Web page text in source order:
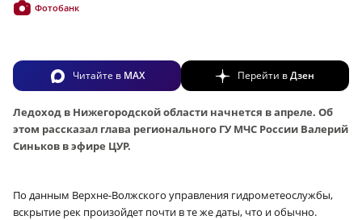
Фотобанк
Читайте в MAX Перейти вДзен
Ледоход в Нижегородской области начнется в апреле. Об
этом рассказал глава регионального ГУ МЧС России Валерий
Синьков в эфире ЦУР.
По данным Верхне-Волжского управления гидрометеослужбы,
вскрытие рек произойдет почти в те же даты, что и обычно.